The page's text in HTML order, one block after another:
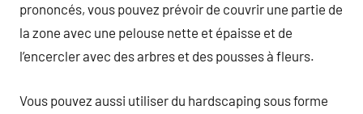
prononcés, vous pouvez prévoir de couvrir une partie de
la zone avec une pelouse nette et épaisse et de
l’encercler avec des arbres et des pousses à fleurs.
Vous pouvez aussi utiliser du hardscaping sous forme